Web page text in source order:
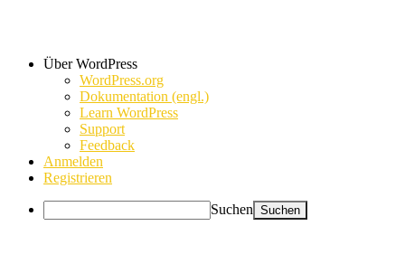
Über WordPress
WordPress.org
Dokumentation (engl.)
Learn WordPress
Support
Feedback
Anmelden
Registrieren
Suchen